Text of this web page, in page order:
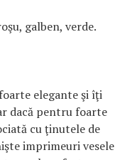
galben, verde.
elegante şi îţi
dacă pentru foarte
cu ţinutele de
imprimeuri vesele